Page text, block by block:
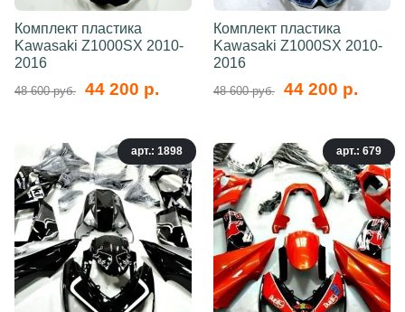
Комплект пластика
Kawasaki Z1000SX 2010-
2016
48 600 руб. 44 200 р.
Комплект пластика
Kawasaki Z1000SX 2010-
2016
48 600 руб. 44 200 р.
арт.: 1898 арт.: 679